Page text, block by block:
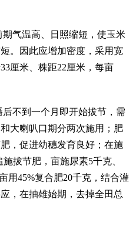
气温高、日照缩短，使玉米
。因此应增加密度，采用宽
厘米、株距22厘米，每亩
不到一个月即开始拔节，需
大喇叭口期分两次施用；肥
，促进幼穗发育良好；在施
拔节肥，亩施尿素5千克、
用45%复合肥20千克，结合灌
，在抽雄始期，去掉全田总